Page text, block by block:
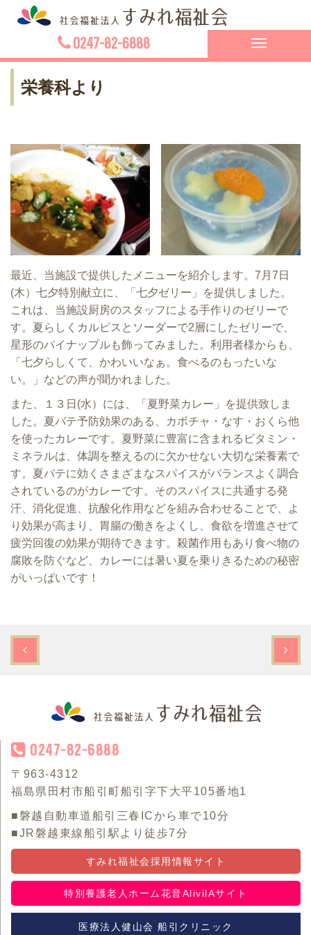
0247-82-6888
Toggle
navigation
栄養科より
最近、当施設で提供したメニューを紹介します。7月7日
(木）七夕特別献立に、「七夕ゼリー」を提供しました。
これは、当施設厨房のスタッフによる手作りのゼリーで
す。夏らしくカルピスとソーダーで2層にしたゼリーで、
星形のパイナップルも飾ってみました。利用者様からも、
「七夕らしくて、かわいいなぁ。食べるのもったいな
い。」などの声が聞かれました。
また、１３日(水）には、「夏野菜カレー」を提供致しま
した。夏バテ予防効果のある、カボチャ・なす・おくら他
を使ったカレーです。夏野菜に豊富に含まれるビタミン・
ミネラルは、体調を整えるのに欠かせない大切な栄養素で
す。夏バテに効くさまざまなスパイスがバランスよく調合
されているのがカレーです。そのスパイスに共通する発
汗、消化促進、抗酸化作用などを組み合わせることで、よ
り効果が高まり、胃腸の働きをよくし、食欲を増進させて
疲労回復の効果が期待できます。殺菌作用もあり食べ物の
腐敗を防ぐなど、カレーには暑い夏を乗りきるための秘密
がいっぱいです！
0247-82-6888
〒963-4312
福島県田村市船引町船引字下大平105番地1
■磐越自動車道船引三春ICから車で10分
■JR磐越東線船引駅より徒歩7分
すみれ福祉会採用情報サイト
特別養護老人ホーム花音AlivilAサイト
医療法人健山会 船引クリニック